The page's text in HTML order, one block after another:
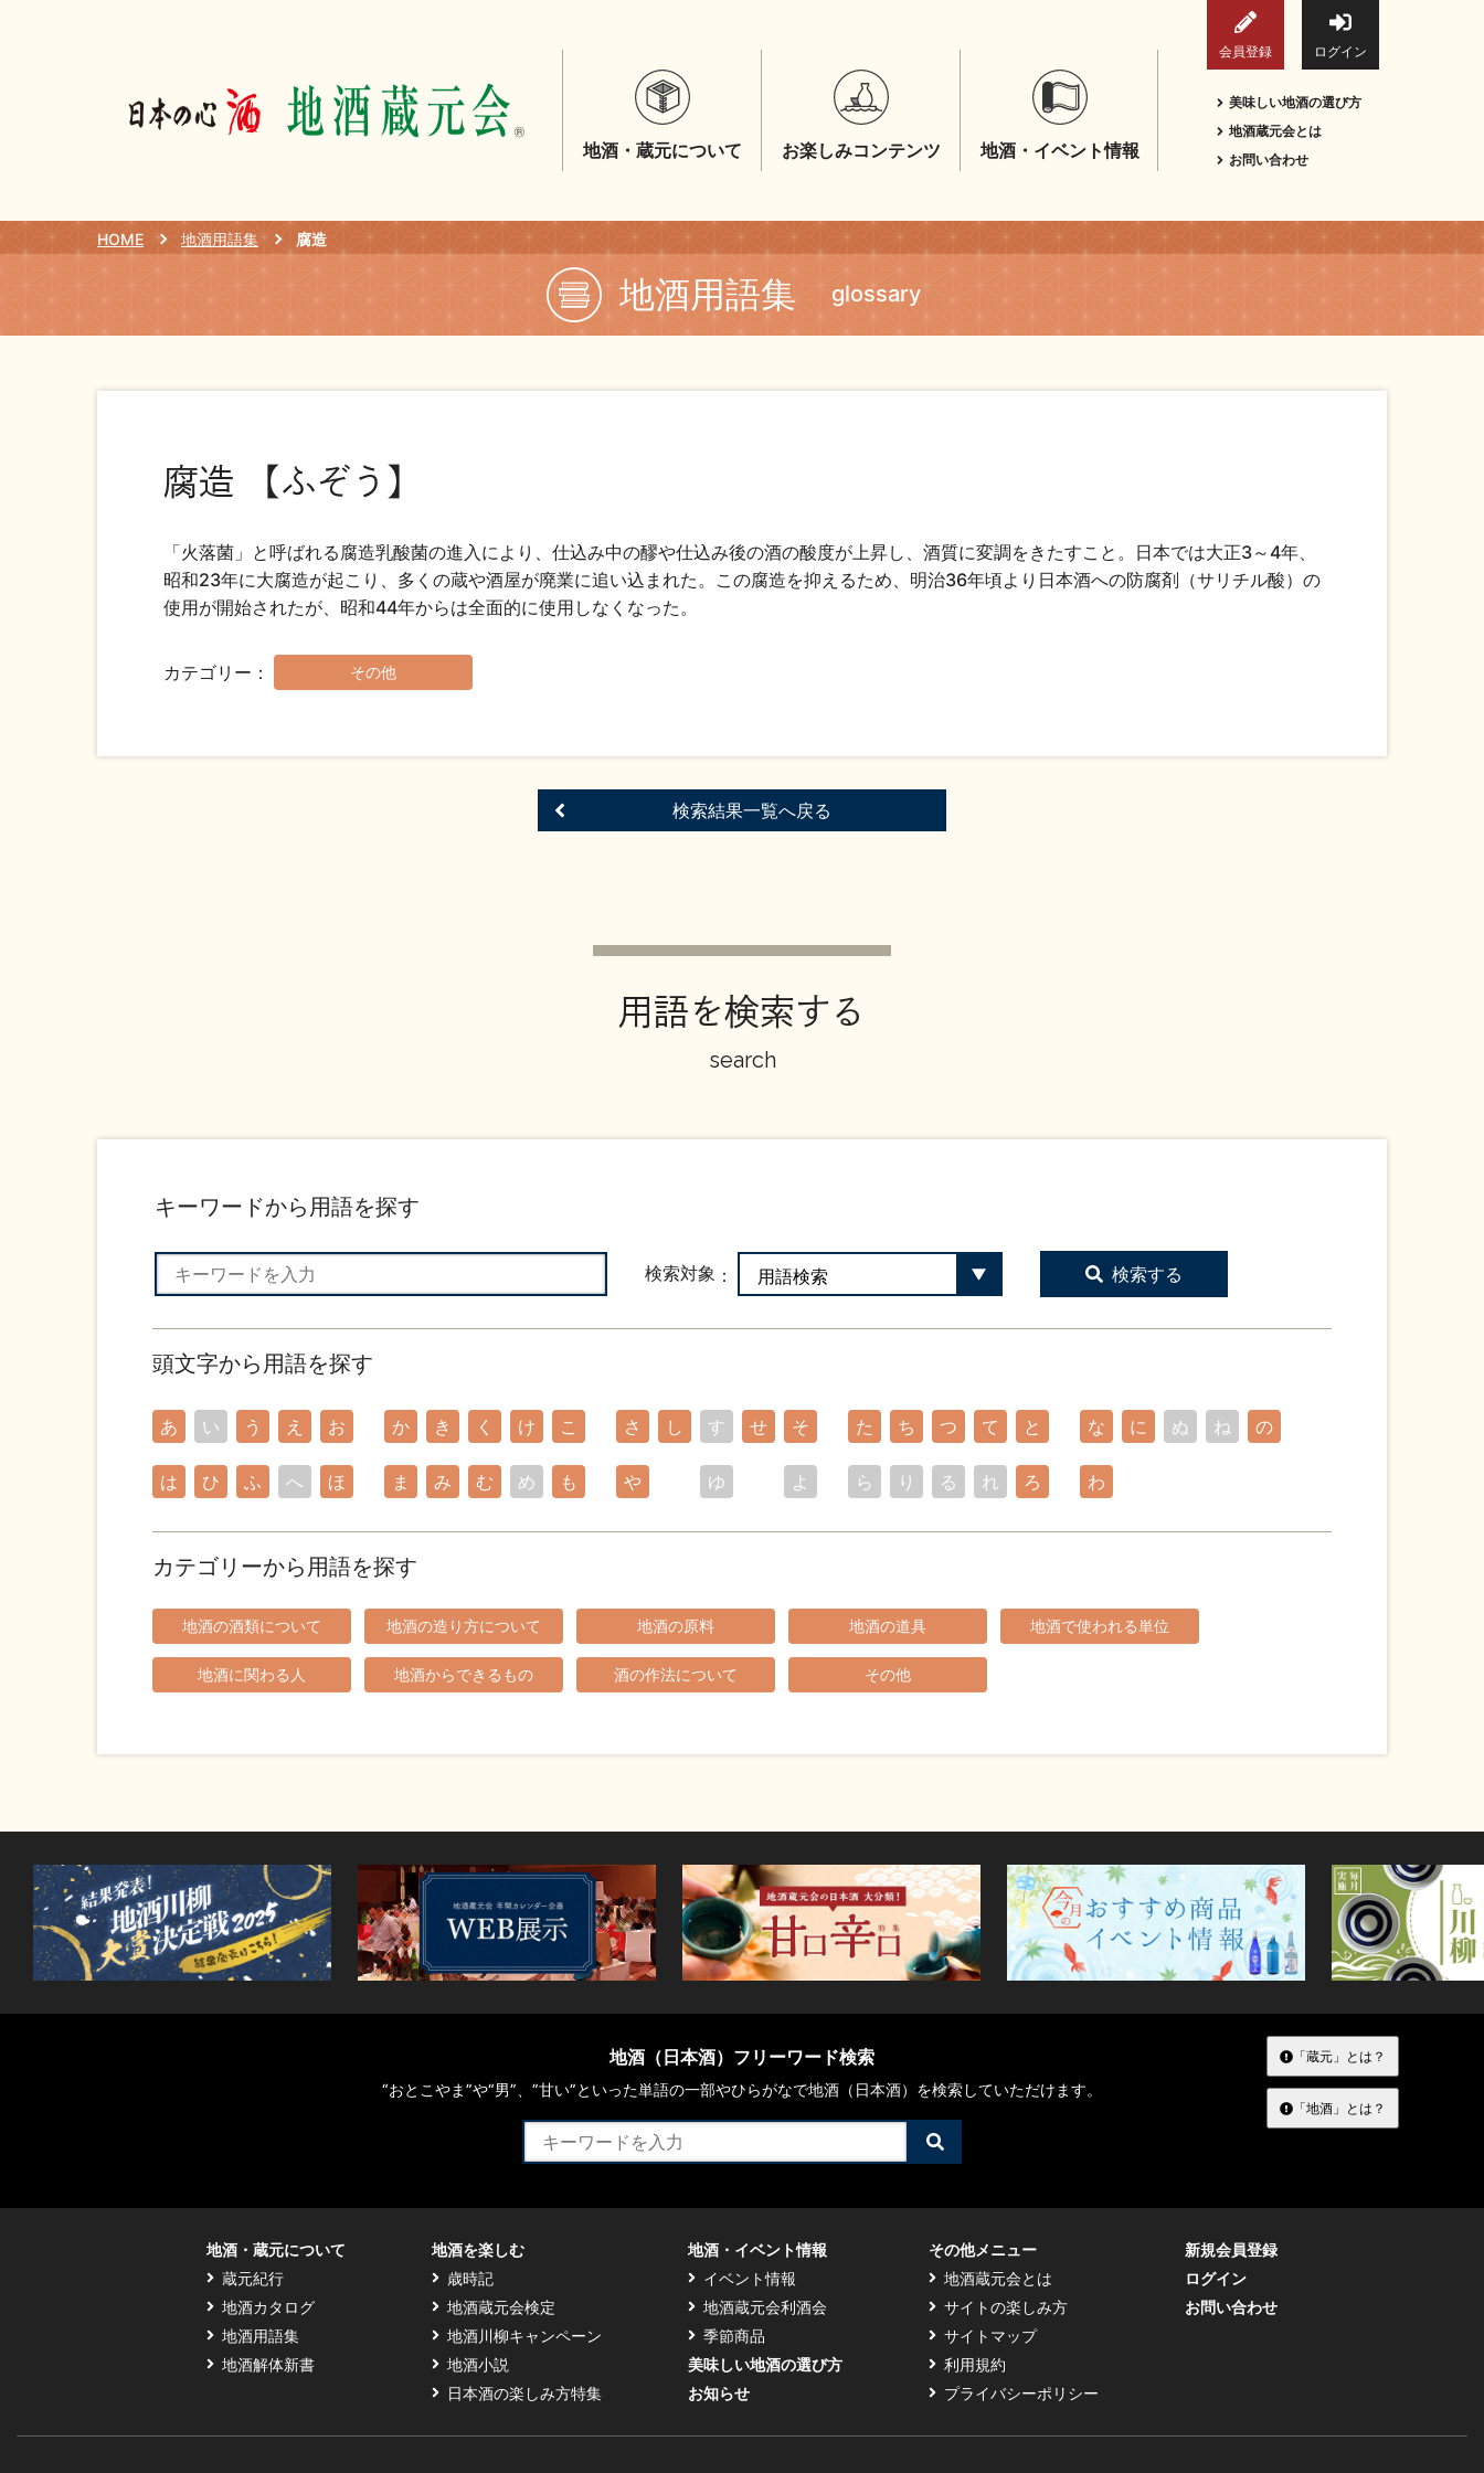
会員登録 ログイン
地酒・蔵元について お楽しみコンテンツ 地酒・イベント情報
美味しい地酒の選び方
地酒蔵元会とは
お問い合わせ
HOME 地酒用語集 腐造
地酒用語集 glossary
腐造 【ふぞう】
「火落菌」と呼ばれる腐造乳酸菌の進入により、仕込み中の醪や仕込み後の酒の酸度が上昇し、酒質に変調をきたすこと。日本では大正3～4年、
昭和23年に大腐造が起こり、多くの蔵や酒屋が廃業に追い込まれた。この腐造を抑えるため、明治36年頃より日本酒への防腐剤（サリチル酸）の
使用が開始されたが、昭和44年からは全面的に使用しなくなった。
カテゴリー その他
検索結果一覧へ戻る
用語を検索する
search
キーワードから用語を探す
検索対象 検索する
頭文字から用語を探す
あ い う え お か き く け こ さ し す せ そ た ち つ て と な に ぬ ね の
は ひ ふ へ ほ ま み む め も や ゆ よ ら り る れ ろ わ
カテゴリーから用語を探す
地酒の酒類について 地酒の造り方について 地酒の原料 地酒の道具 地酒で使われる単位
地酒に関わる人 地酒からできるもの 酒の作法について その他
地酒（日本酒）フリーワード検索
“おとこやま”や“男”、”甘い”といった単語の一部やひらがなで地酒（日本酒）を検索していただけます。
検
索
「蔵元」とは？
「地酒」とは？
地酒・蔵元について
蔵元紀行
地酒カタログ
地酒用語集
地酒解体新書
地酒を楽しむ
歳時記
地酒蔵元会検定
地酒川柳キャンペーン
地酒小説
日本酒の楽しみ方特集
地酒・イベント情報
イベント情報
地酒蔵元会利酒会
季節商品
美味しい地酒の選び方
お知らせ
その他メニュー
地酒蔵元会とは
サイトの楽しみ方
サイトマップ
利用規約
プライバシーポリシー
新規会員登録
ログイン
お問い合わせ